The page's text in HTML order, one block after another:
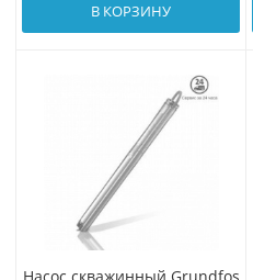
В КОРЗИНУ